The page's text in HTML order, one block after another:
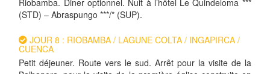
Riobamba. Diner optionnel. Nuit à l’hôtel Le Quindeloma ***
(STD) – Abraspungo ***/* (SUP).
JOUR 8 : RIOBAMBA / LAGUNE COLTA / INGAPIRCA /
CUENCA
Petit déjeuner. Route vers le sud. Arrêt pour la visite de la